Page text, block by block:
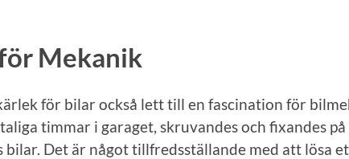
Mekanik
för bilar också lett till en fascination för
timmar i garaget, skruvandes och fixandes
bilar. Det är något tillfredsställande med att lösa